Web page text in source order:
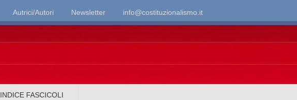
Autrici/Autori Newsletter info@costituzionalismo.it
INDICE FASCICOLI